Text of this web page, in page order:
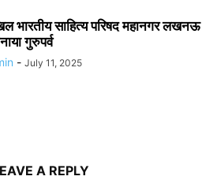
भारतीय साहित्य परिषद महानगर लखनऊ
गुरुपर्व
- July 11, 2025
A REPLY